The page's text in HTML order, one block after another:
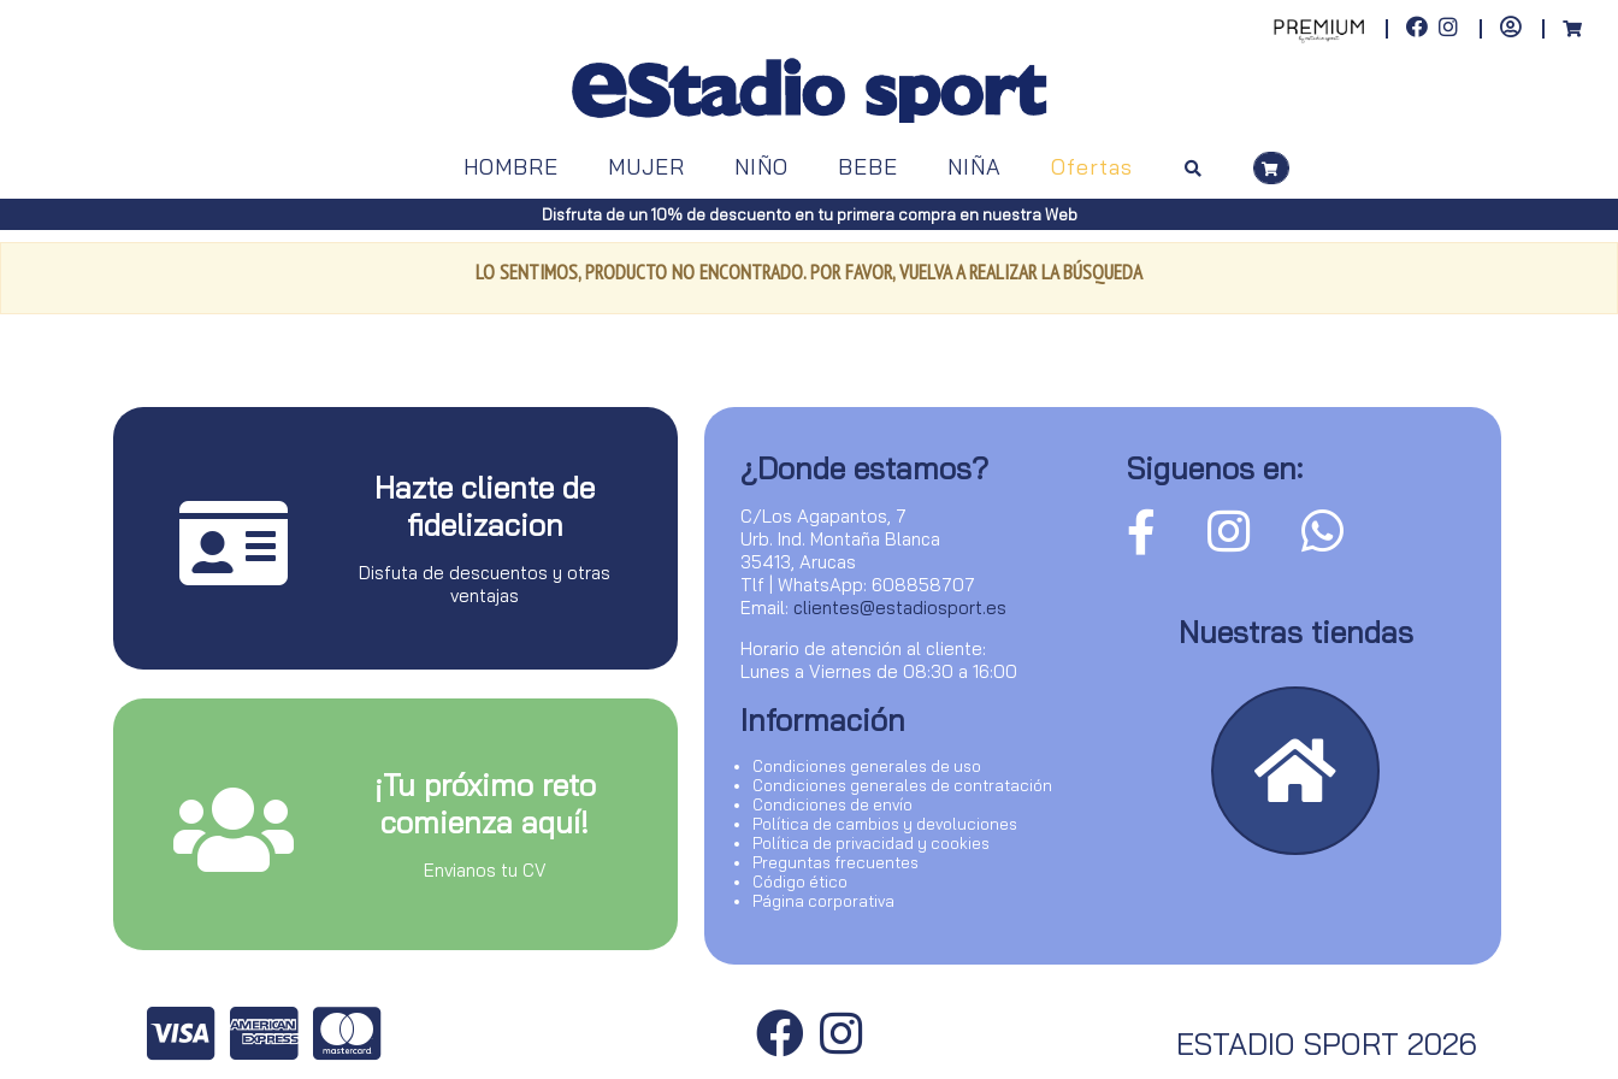
HOMBRE MUJER NIÑO BEBE NIÑA Ofertas
Disfruta de un 10% de descuento en tu primera compra en nuestra Web
LO SENTIMOS, PRODUCTO NO ENCONTRADO. POR FAVOR, VUELVA A REALIZAR LA BÚSQUEDA
Hazte cliente de
fidelizacion
Disfuta de descuentos y otras
ventajas
¡Tu próximo reto
comienza aquí!
Envianos tu CV
¿Donde estamos?
C/Los Agapantos, 7
Urb. Ind. Montaña Blanca
35413, Arucas
Tlf | WhatsApp: 608858707
Email: clientes@estadiosport.es
Horario de atención al cliente:
Lunes a Viernes de 08:30 a 16:00
Información
Condiciones generales de uso
Condiciones generales de contratación
Condiciones de envío
Política de cambios y devoluciones
Política de privacidad y cookies
Preguntas frecuentes
Código ético
Página corporativa
Siguenos en:
Nuestras tiendas
ESTADIO SPORT 2026